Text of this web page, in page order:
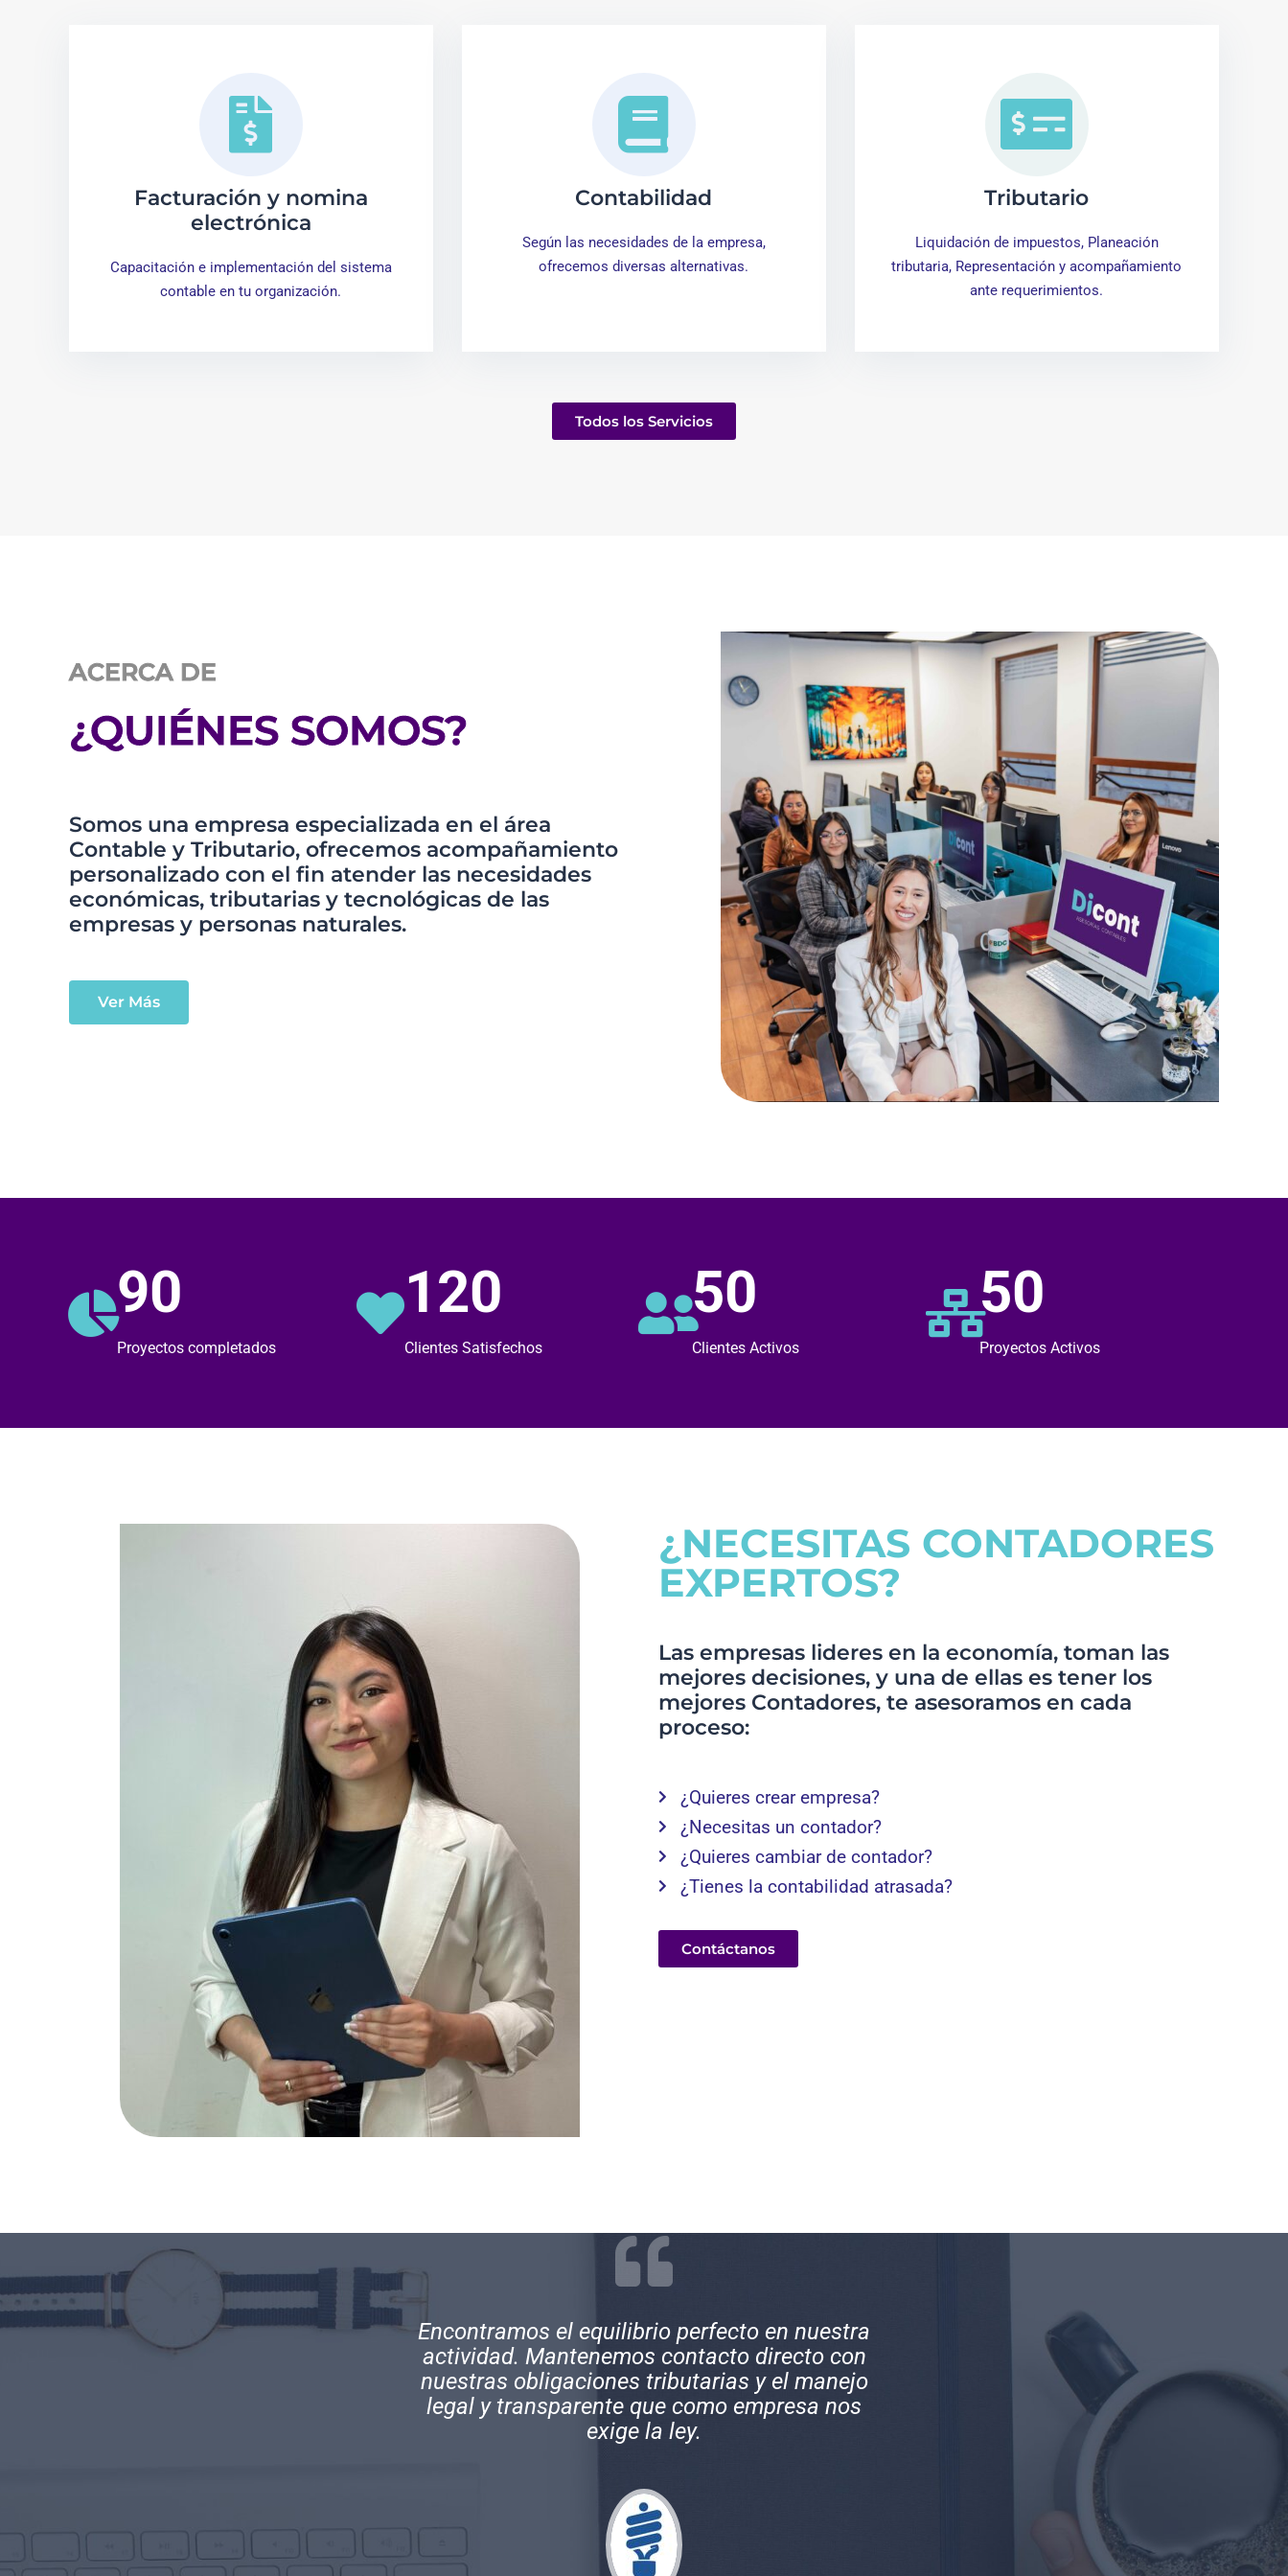
Facturación y nomina
electrónica
Capacitación e implementación del sistema
contable en tu organización.
Contabilidad
Según las necesidades de la empresa,
ofrecemos diversas alternativas.
Tributario
Liquidación de impuestos, Planeación
tributaria, Representación y acompañamiento
ante requerimientos.
Todos los Servicios
ACERCA DE
¿QUIÉNES SOMOS?
Somos una empresa especializada en el área
Contable y Tributario, ofrecemos acompañamiento
personalizado con el fin atender las necesidades
económicas, tributarias y tecnológicas de las
empresas y personas naturales.
Ver Más
90
Proyectos completados
120
Clientes Satisfechos
50
Clientes Activos
50
Proyectos Activos
¿NECESITAS CONTADORES
EXPERTOS?
Las empresas lideres en la economía, toman las
mejores decisiones, y una de ellas es tener los
mejores Contadores, te asesoramos en cada
proceso:
¿Quieres crear empresa?
¿Necesitas un contador?
¿Quieres cambiar de contador?
¿Tienes la contabilidad atrasada?
Contáctanos
el equilibrio perfecto en nuestra
Excelentes profesionales, muy comprometidos
con sus clientes y con una gran experiencia en
los temas contables de empresas y personas
naturales.
Magníficos profesionales y mejores
Han brindado la mejor asesoría
nuestra compañía.